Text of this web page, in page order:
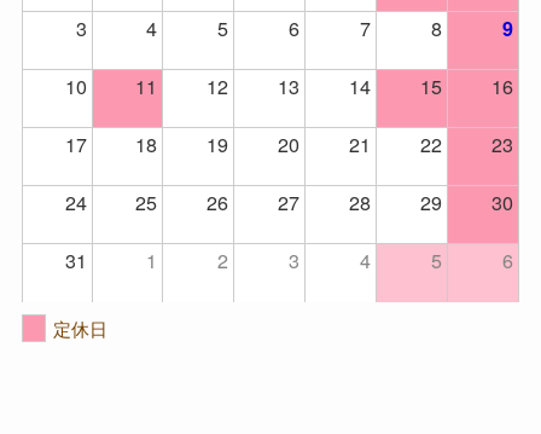
3
4 5 6 7 8 9
10 11 12 13 14 15
16
17
18 19 20 21 22
23
24
25 26 27 28 29
30
31
1 2 3 4 5 6
定休日